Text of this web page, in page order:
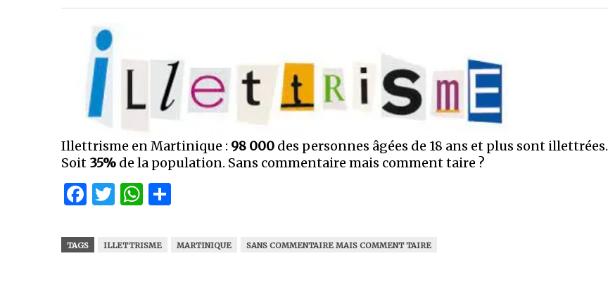
Illettrisme en Martinique : 98 000 des personnes âgées de 18 ans et plus sont illettrées.
Soit 35% de la population. Sans commentaire mais comment taire ?
Facebook
Twitter
WhatsApp
TAGS ILLETTRISME MARTINIQUE SANS COMMENTAIRE MAIS COMMENT TAIRE